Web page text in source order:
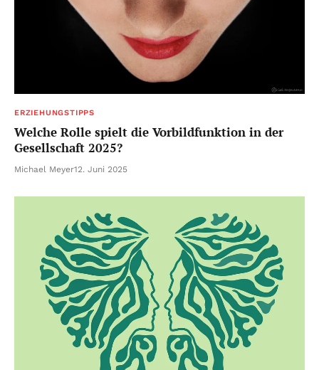
ERZIEHUNGSTIPPS
Welche Rolle spielt die Vorbildfunktion in der
Gesellschaft 2025?
Michael Meyer12. Juni 2025